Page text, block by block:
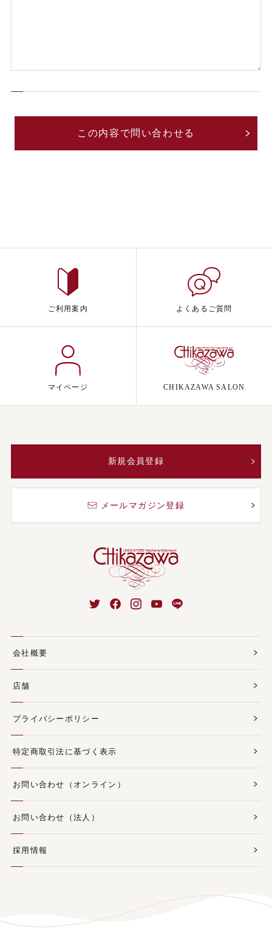
ご利用案内 よくあるご質問
マイページ CHIKAZAWA SALON
新規会員登録
メールマガジン登録
会社概要
店舗
プライバシーポリシー
特定商取引法に基づく表示
お問い合わせ（オンライン）
お問い合わせ（法人）
採用情報